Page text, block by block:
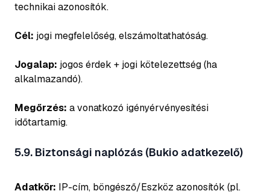
technikai azonosítók.
Cél: jogi megfelelőség, elszámoltathatóság.
Jogalap: jogos érdek + jogi kötelezettség (ha
alkalmazandó).
Megőrzés: a vonatkozó igényérvényesítési
időtartamig.
5.9. Biztonsági naplózás (Bukio adatkezelő)
Adatkör: IP-cím, böngésző/Eszköz azonosítók (pl.